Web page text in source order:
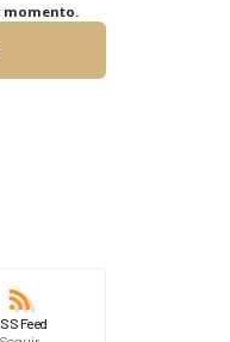
momento.
Feed